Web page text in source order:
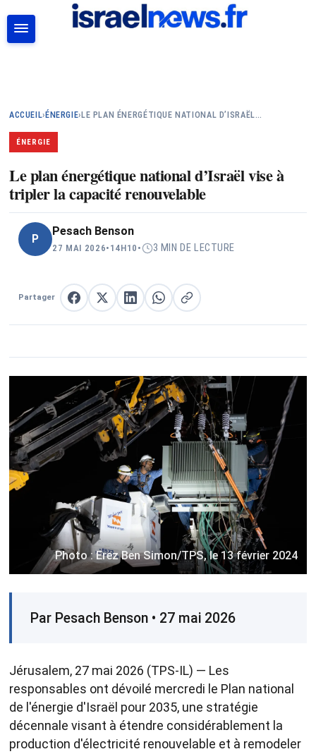
ACCUEIL› ÉNERGIE› LE PLAN ÉNERGÉTIQUE NATIONAL D’ISRAËL…
ÉNERGIE
Le plan énergétique national d’Israël vise à
tripler la capacité renouvelable
P
Pesach Benson
27 MAI 2026• 14H10 • 3 MIN DE LECTURE
Partager Partager sur Facebook
Partager sur XPartager sur LinkedIn
Partager sur WhatsApp
Copier le lien
Photo : Erez Ben Simon/TPS, le 13 février 2024
Par Pesach Benson • 27 mai 2026
Jérusalem, 27 mai 2026 (TPS-IL) — Les
responsables ont dévoilé mercredi le Plan national
de l'énergie d'Israël pour 2035, une stratégie
décennale visant à étendre considérablement la
production d'électricité renouvelable et à remodeler